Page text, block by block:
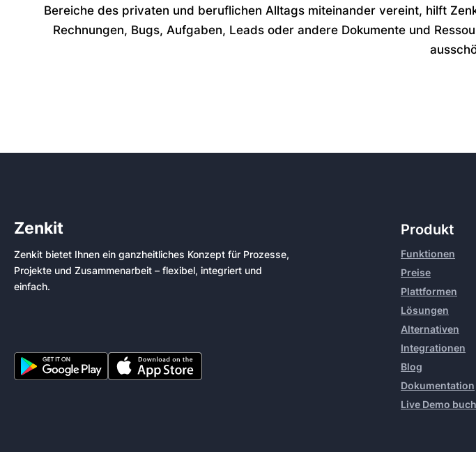
Bereiche des privaten und beruflichen Alltags miteinander vereint, hilft
Rechnungen, Bugs, Aufgaben, Leads oder andere Dokumente und
Zenkit
Zenkit bietet Ihnen ein ganzheitliches Konzept für Prozesse,
Projekte und Zusammenarbeit – flexibel, integriert und
einfach.
Produkt
Funktionen
Preise
Plattformen
Lösungen
Alternativen
Integrationen
Blog
Dokumentation
Live Demo